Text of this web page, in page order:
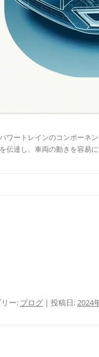
ワートレインのコンポーネ
伝達し、車両の動きを容易
ー: ブログ | 投稿日: 2024